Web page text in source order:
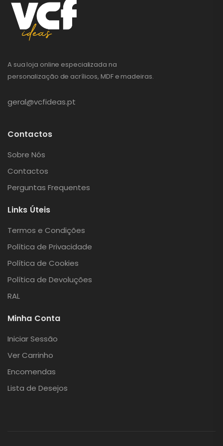
A sua loja online especializada na
personalização de acrílicos, MDF e madeiras.
geral@vcfideas.pt
Contactos
Sobre Nós
Contactos
Perguntas Frequentes
Links Úteis
Termos e Condições
Política de Privacidade
Política de Cookies
Política de Devoluções
RAL
Minha Conta
Iniciar Sessão
Ver Carrinho
Encomendas
Lista de Desejos